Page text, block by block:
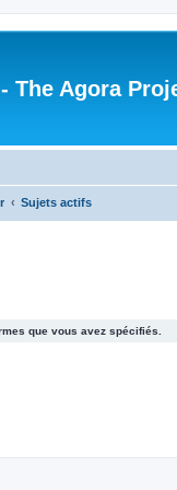
The Agora
Sujets actifs
que vous avez spécifiés.